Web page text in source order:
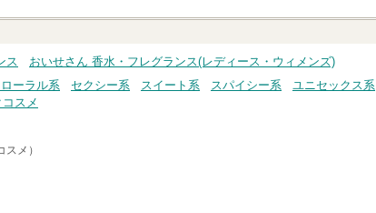
ス
おいせさん 香水・フレグランス(レディース・ウィメンズ)
ーラル系 セクシー系 スイート系 スパイシー系 ユニセックス系
スメ
メ）